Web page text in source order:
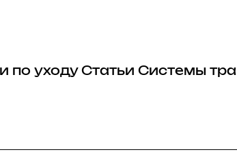
по уходу Статьи Системы